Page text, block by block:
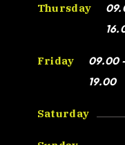
Thursday
Friday
09.00
19.00
Saturday